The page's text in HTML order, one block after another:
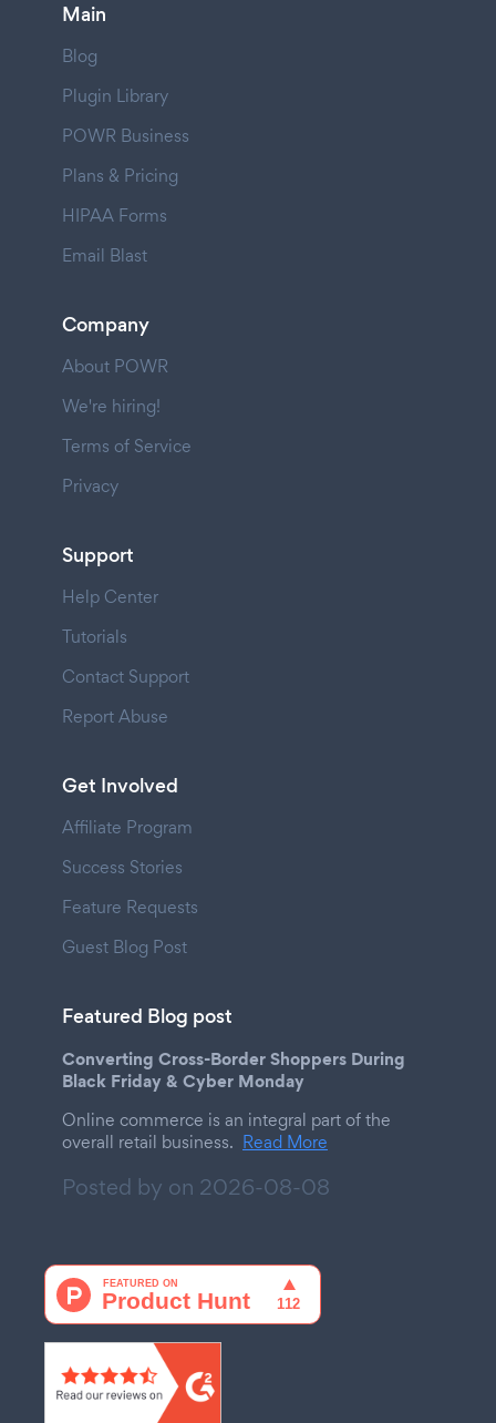
Main
Blog
Plugin Library
POWR Business
Plans & Pricing
HIPAA Forms
Email Blast
Company
About POWR
We're hiring!
Terms of Service
Privacy
Support
Help Center
Tutorials
Contact Support
Report Abuse
Get Involved
Affiliate Program
Success Stories
Feature Requests
Guest Blog Post
Featured Blog post
Converting Cross-Border Shoppers During
Black Friday & Cyber Monday
Online commerce is an integral part of the
overall retail business. Read More
Posted by on 2026-08-08